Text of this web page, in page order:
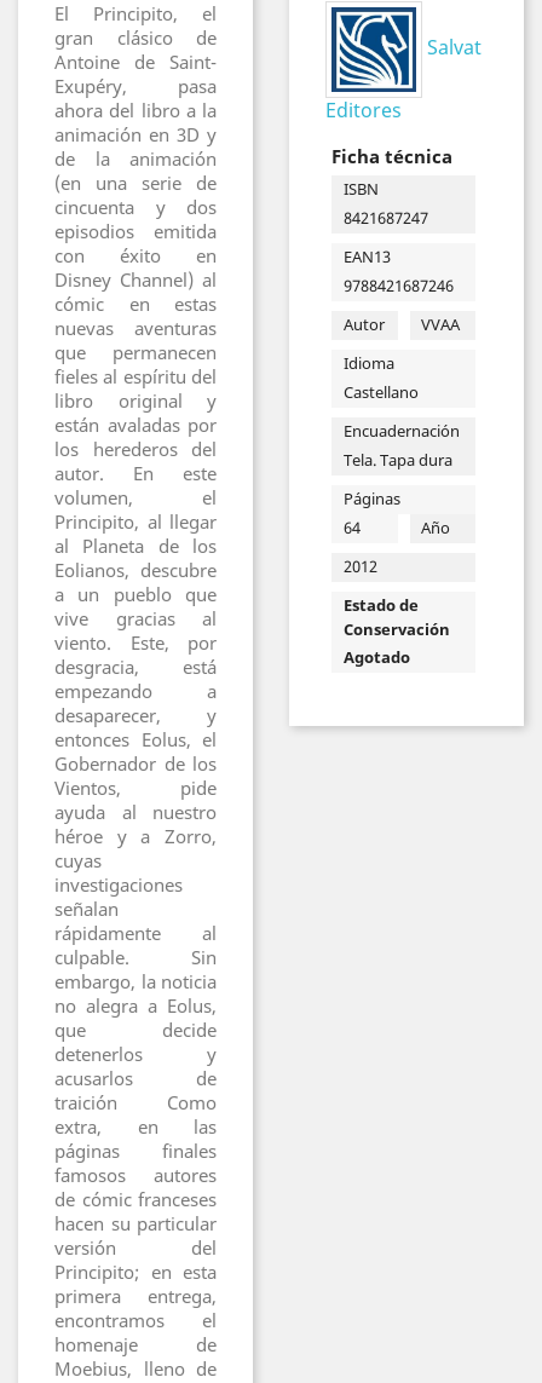
El Principito, el
gran clásico de
Antoine de Saint-
Exupéry, pasa
ahora del libro a la
animación en 3D y
de la animación
(en una serie de
cincuenta y dos
episodios emitida
con éxito en
Disney Channel) al
cómic en estas
nuevas aventuras
que permanecen
fieles al espíritu del
libro original y
están avaladas por
los herederos del
autor. En este
volumen, el
Principito, al llegar
al Planeta de los
Eolianos, descubre
a un pueblo que
vive gracias al
viento. Este, por
desgracia, está
empezando a
desaparecer, y
entonces Eolus, el
Gobernador de los
Vientos, pide
ayuda al nuestro
héroe y a Zorro,
cuyas
investigaciones
señalan
rápidamente al
culpable. Sin
embargo, la noticia
no alegra a Eolus,
que decide
detenerlos y
acusarlos de
traición Como
extra, en las
páginas finales
famosos autores
de cómic franceses
hacen su particular
versión del
Principito; en esta
primera entrega,
encontramos el
homenaje de
Moebius, lleno de
Salvat
Editores
Ficha técnica
ISBN
8421687247
EAN13
9788421687246
Autor
VVAA
Idioma
Castellano
Encuadernación
Tela. Tapa dura
Páginas
64
Año
2012
Estado de
Conservación
Agotado